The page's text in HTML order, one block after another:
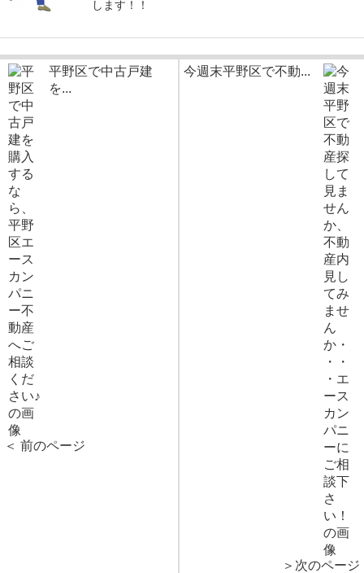
します！！
平野区で中古戸建
を...
＜ 前のページ
今週末平野区で不動...
＞次のページ